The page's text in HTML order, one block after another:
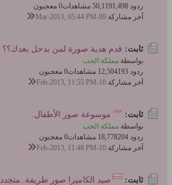
ردود 1,498
50,119 مشاهدات
0 معجبون
آخر مشاركة 09-Mar-2013, 05:44 PM
ثابت: قدم هدية صورة لمن يدخل بعدك؟؟
بواسطة مملكة الحب
ردود 193
12,504 مشاهدات
0 معجبون
آخر مشاركة 10-Feb-2013, 11:55 PM
ثابت: موسوعة صور الأطفال.
بواسطة مملكة الحب
ردود 204
18,778 مشاهدات
0 معجبون
آخر مشاركة 10-Feb-2013, 11:48 PM
ثابت: صيد الكاميرا صور طريفة..متجدد